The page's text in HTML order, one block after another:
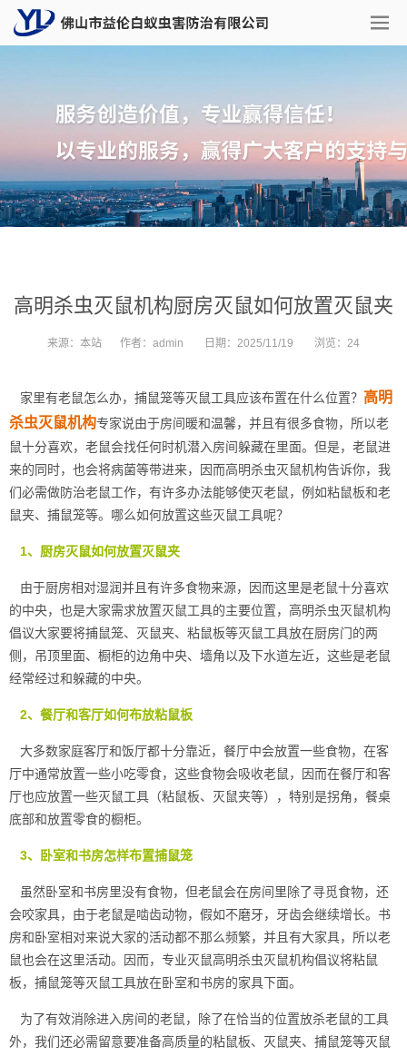
高明杀虫灭鼠机构厨房灭鼠如何放置灭鼠夹
来源： 本站 作者： admin 日期： 2025/11/19 浏览： 24
家里有老鼠怎么办，捕鼠笼等灭鼠工具应该布置在什么位置？ 高明
杀虫灭鼠机构专家说由于房间暖和温馨，并且有很多食物，所以老
鼠十分喜欢，老鼠会找任何时机潜入房间躲藏在里面。但是，老鼠进
来的同时，也会将病菌等带进来，因而高明杀虫灭鼠机构告诉你，我
们必需做防治老鼠工作，有许多办法能够使灭老鼠，例如粘鼠板和老
鼠夹、捕鼠笼等。哪么如何放置这些灭鼠工具呢？
1、厨房灭鼠如何放置灭鼠夹
由于厨房相对湿润并且有许多食物来源，因而这里是老鼠十分喜欢
的中央，也是大家需求放置灭鼠工具的主要位置，高明杀虫灭鼠机构
倡议大家要将捕鼠笼、灭鼠夹、粘鼠板等灭鼠工具放在厨房门的两
侧，吊顶里面、橱柜的边角中央、墙角以及下水道左近，这些是老鼠
经常经过和躲藏的中央。
2、餐厅和客厅如何布放粘鼠板
大多数家庭客厅和饭厅都十分靠近，餐厅中会放置一些食物，在客
厅中通常放置一些小吃零食，这些食物会吸收老鼠，因而在餐厅和客
厅也应放置一些灭鼠工具 （粘鼠板、灭鼠夹等），特别是拐角，餐桌
底部和放置零食的橱柜。
3、卧室和书房怎样布置捕鼠笼
虽然卧室和书房里没有食物，但老鼠会在房间里除了寻觅食物，还
会咬家具，由于老鼠是啮齿动物，假如不磨牙，牙齿会继续增长。书
房和卧室相对来说大家的活动都不那么频繁，并且有大家具，所以老
鼠也会在这里活动。因而，专业灭鼠高明杀虫灭鼠机构倡议将粘鼠
板，捕鼠笼等灭鼠工具放在卧室和书房的家具下面。
为了有效消除进入房间的老鼠，除了在恰当的位置放杀老鼠的工具
外，我们还必需留意要准备高质量的粘鼠板、灭鼠夹、捕鼠笼等灭鼠